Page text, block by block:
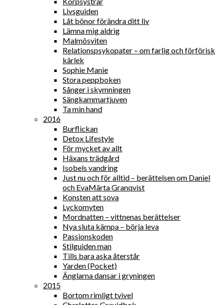
Livsguiden
Låt bönor förändra ditt liv
Lämna mig aldrig
Malmösviten
Relationspsykopater – om farlig och förförisk
kärlek
Sophie Manie
Stora peppboken
Sånger i skymningen
Sängkammartjuven
Ta min hand
2016
Burflickan
Detox Lifestyle
För mycket av allt
Häxans trädgård
Isobels vandring
Just nu och för alltid – berättelsen om Daniel
och EvaMärta Granqvist
Konsten att sova
Lyckomyten
Mordnatten – vittnenas berättelser
Nya sluta kämpa – börja leva
Passionskoden
Stilguiden man
Tills bara aska återstår
Yarden (Pocket)
Änglarna dansar i gryningen
2015
Bortom rimligt tvivel